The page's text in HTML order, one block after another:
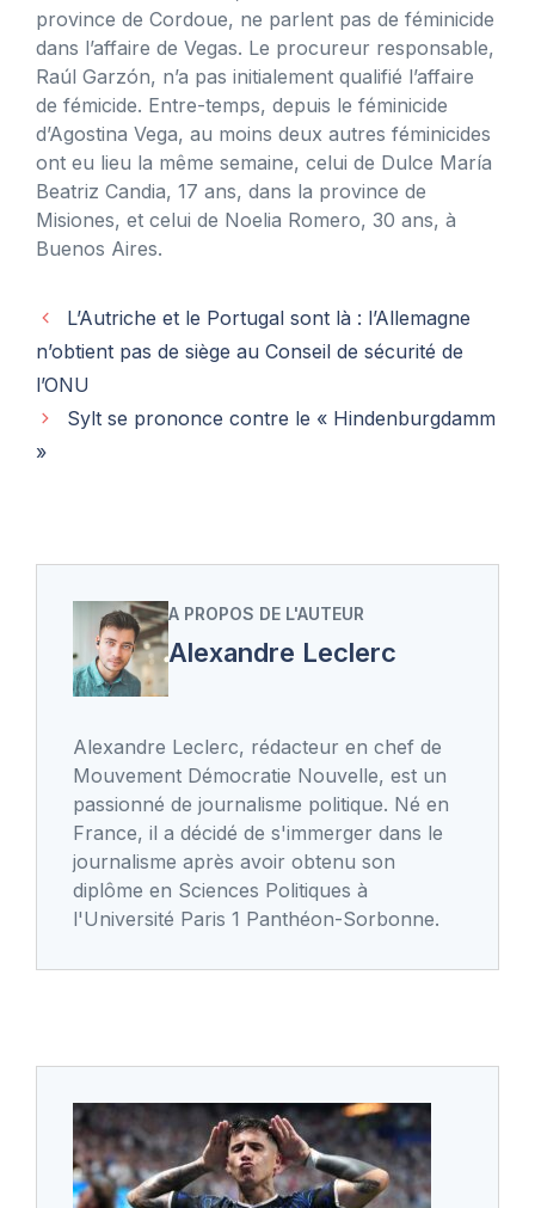
province de Cordoue, ne parlent pas de féminicide
dans l’affaire de Vegas. Le procureur responsable,
Raúl Garzón, n’a pas initialement qualifié l’affaire
de fémicide. Entre-temps, depuis le féminicide
d’Agostina Vega, au moins deux autres féminicides
ont eu lieu la même semaine, celui de Dulce María
Beatriz Candia, 17 ans, dans la province de
Misiones, et celui de Noelia Romero, 30 ans, à
Buenos Aires.
L’Autriche et le Portugal sont là : l’Allemagne
n’obtient pas de siège au Conseil de sécurité de
l’ONU
Sylt se prononce contre le « Hindenburgdamm
»
A PROPOS DE L'AUTEUR
Alexandre Leclerc
Alexandre Leclerc, rédacteur en chef de
Mouvement Démocratie Nouvelle, est un
passionné de journalisme politique. Né en
France, il a décidé de s'immerger dans le
journalisme après avoir obtenu son
diplôme en Sciences Politiques à
l'Université Paris 1 Panthéon-Sorbonne.